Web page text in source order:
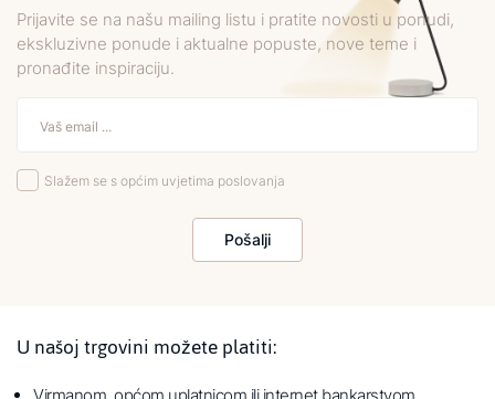
Prijavite se na našu mailing listu i pratite novosti u ponudi,
ekskluzivne ponude i aktualne popuste, nove teme i
pronađite inspiraciju.
Slažem se s općim uvjetima poslovanja
Pošalji
U našoj trgovini možete platiti: